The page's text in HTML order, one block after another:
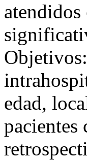
edad,